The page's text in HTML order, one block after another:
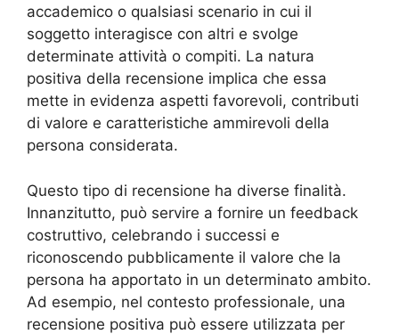
accademico o qualsiasi scenario in cui il
soggetto interagisce con altri e svolge
determinate attività o compiti. La natura
positiva della recensione implica che essa
mette in evidenza aspetti favorevoli, contributi
di valore e caratteristiche ammirevoli della
persona considerata.
Questo tipo di recensione ha diverse finalità.
Innanzitutto, può servire a fornire un feedback
costruttivo, celebrando i successi e
riconoscendo pubblicamente il valore che la
persona ha apportato in un determinato ambito.
Ad esempio, nel contesto professionale, una
recensione positiva può essere utilizzata per